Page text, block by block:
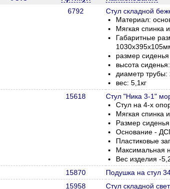
6792
Стул складной
Материал:
Мягкая спинка
Габаритные
размер
высота
диаметр
вес: 5,1кг
15618
Стул "Ника 3-1"
Стул на 4-х
Мягкая спинка
Размер
Основание -
Пластиковые
Максимальная
Вес изделия -5,2
15870 Подушка на стул
15958
Стул складной